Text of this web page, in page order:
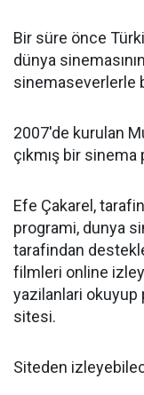
Bir süre önce
dünya
sinemaseverlerle
2007'de kurulan
çıkmış bir
Efe Çakarel,
programi, dunya
tarafindan
filmleri online
yazilanlari
sitesi.
Siteden